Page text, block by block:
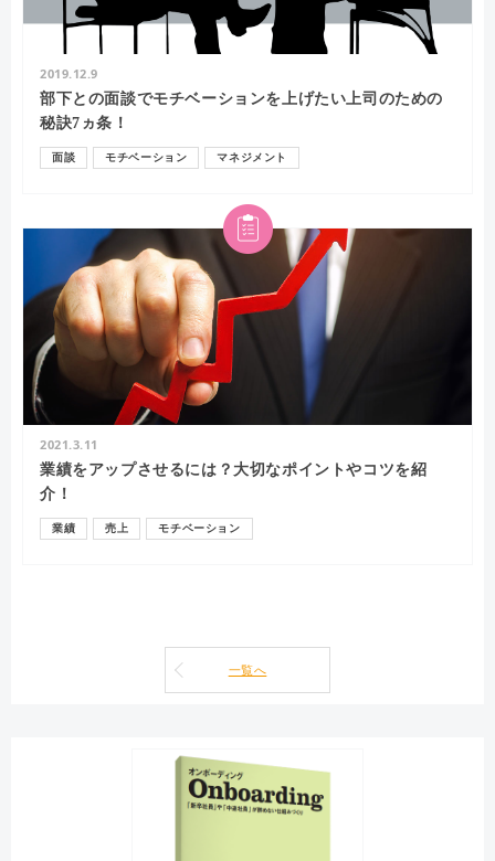
2019.12.9
部下との面談でモチベーションを上げたい上司のための
秘訣7ヵ条！
面談 モチベーション マネジメント
2021.3.11
業績をアップさせるには？大切なポイントやコツを紹
介！
業績 売上 モチベーション
一覧へ